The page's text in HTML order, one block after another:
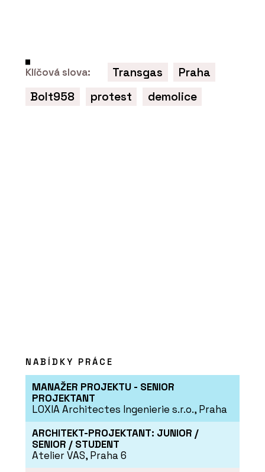
Multifunkční ovládací dotykový panel
OneTouch 7" - ABB
PRODUKTY
Vypínače a zásuvky Zoni®
Klíčová slova: Transgas
Praha
Bolt958
protest demolice
NABÍDKY PRÁCE
MANAŽER PROJEKTU - SENIOR
PROJEKTANT
LOXIA Architectes Ingenierie s.r.o., Praha
ARCHITEKT-PROJEKTANT: JUNIOR /
SENIOR / STUDENT
Atelier VAS, Praha 6